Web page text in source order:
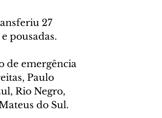
27
pousadas.
de emergência
Paulo
Rio Negro,
do Sul.